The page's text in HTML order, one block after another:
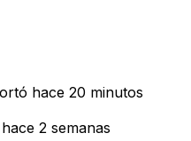
hace 20 minutos
2 semanas